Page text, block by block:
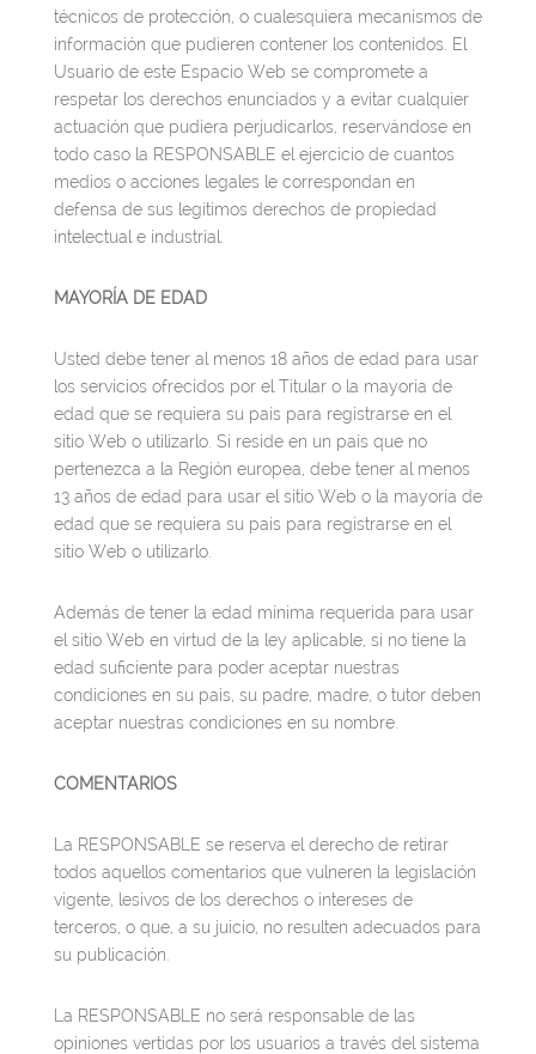
técnicos de protección, o cualesquiera mecanismos de
información que pudieren contener los contenidos. El
Usuario de este Espacio Web se compromete a
respetar los derechos enunciados y a evitar cualquier
actuación que pudiera perjudicarlos, reservándose en
todo caso la RESPONSABLE el ejercicio de cuantos
medios o acciones legales le correspondan en
defensa de sus legítimos derechos de propiedad
intelectual e industrial.
MAYORÍA DE EDAD
Usted debe tener al menos 18 años de edad para usar
los servicios ofrecidos por el Titular o la mayoría de
edad que se requiera su país para registrarse en el
sitio Web o utilizarlo. Si reside en un país que no
pertenezca a la Región europea, debe tener al menos
13 años de edad para usar el sitio Web o la mayoría de
edad que se requiera su país para registrarse en el
sitio Web o utilizarlo.
Además de tener la edad mínima requerida para usar
el sitio Web en virtud de la ley aplicable, si no tiene la
edad suficiente para poder aceptar nuestras
condiciones en su país, su padre, madre, o tutor deben
aceptar nuestras condiciones en su nombre.
COMENTARIOS
La RESPONSABLE se reserva el derecho de retirar
todos aquellos comentarios que vulneren la legislación
vigente, lesivos de los derechos o intereses de
terceros, o que, a su juicio, no resulten adecuados para
su publicación.
La RESPONSABLE no será responsable de las
opiniones vertidas por los usuarios a través del sistema